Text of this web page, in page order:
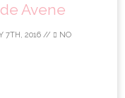
Avene
7TH, 2016// NO